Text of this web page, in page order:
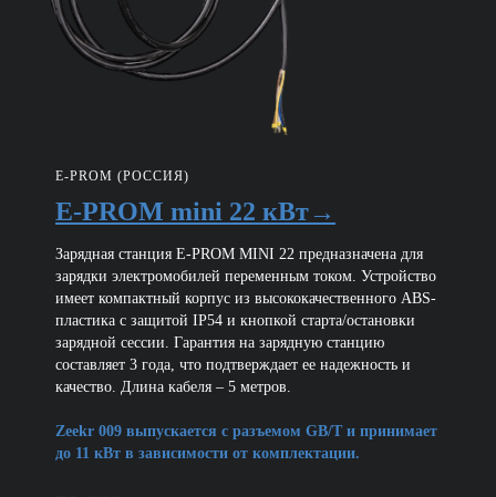
E-PROM (РОССИЯ)
E-PROM mini 22 кВт→
Зарядная станция E-PROM MINI 22 предназначена для
зарядки электромобилей переменным током. Устройство
имеет компактный корпус из высококачественного ABS-
пластика с защитой IP54 и кнопкой старта/остановки
зарядной сессии. Гарантия на зарядную станцию
составляет 3 года, что подтверждает ее надежность и
качество. Длина кабеля – 5 метров.
Zeekr 009 выпускается с разъемом GB/T и принимает
до 11 кВт в зависимости от комплектации.